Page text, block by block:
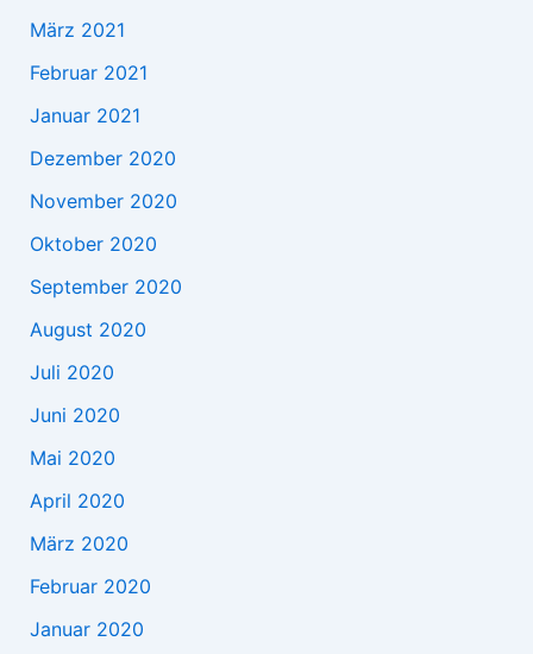
März 2021
Februar 2021
Januar 2021
Dezember 2020
November 2020
Oktober 2020
September 2020
August 2020
Juli 2020
Juni 2020
Mai 2020
April 2020
März 2020
Februar 2020
Januar 2020